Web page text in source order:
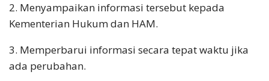
2. Menyampaikan informasi tersebut kepada
Kementerian Hukum dan HAM.
3. Memperbarui informasi secara tepat waktu jika
ada perubahan.